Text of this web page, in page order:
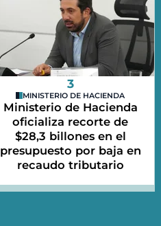
3
MINISTERIO DE HACIENDA
Ministerio de Hacienda
oficializa recorte de
$28,3 billones en el
presupuesto por baja en
recaudo tributario